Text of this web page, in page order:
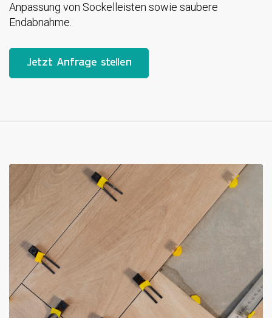
Anpassung von Sockelleisten sowie saubere
Endabnahme.
Jetzt Anfrage stellen